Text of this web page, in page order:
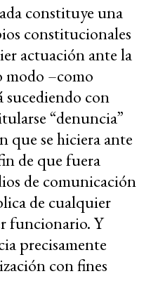
constituye una
constitucionales
actuación ante la
modo –como
sucediendo con
“denuncia”
que se hiciera ante
de que fuera
de comunicación
de cualquier
funcionario. Y
precisamente
con fines